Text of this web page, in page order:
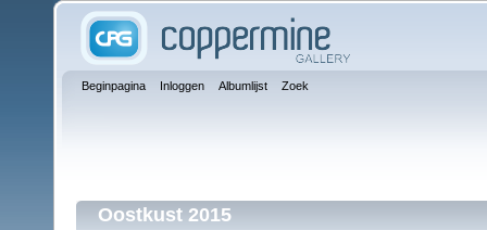
Beginpagina Inloggen Albumlijst Zoek
Oostkust 2015